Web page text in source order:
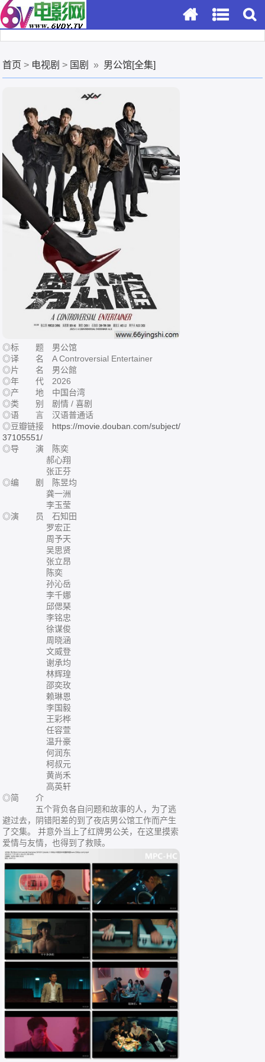
首页 > 电视剧 > 国剧 » 男公馆[全集]
◎标 题 男公馆
◎译 名 A Controversial Entertainer
◎片 名 男公館
◎年 代 2026
◎产 地 中国台湾
◎类 别 剧情 / 喜剧
◎语 言 汉语普通话
◎豆瓣链接 https://movie.douban.com/subject/
37105551/
◎导 演 陈奕
郝心翔
张正芬
◎编 剧 陈昱均
龚一洲
李玉莹
◎演 员 石知田
罗宏正
周予天
吴思贤
张立昂
陈奕
孙沁岳
李千娜
邱偲琹
李铭忠
徐谋俊
周晓涵
文威登
谢承均
林辉瑝
邵奕玫
赖琳恩
李国毅
王彩桦
任容萱
温升豪
何润东
柯叔元
黄尚禾
高英轩
◎简 介
五个背负各自问题和故事的人，为了逃
避过去，阴错阳差的到了夜店男公馆工作而产生
了交集。 并意外当上了红牌男公关，在这里摸索
爱情与友情，也得到了救赎。